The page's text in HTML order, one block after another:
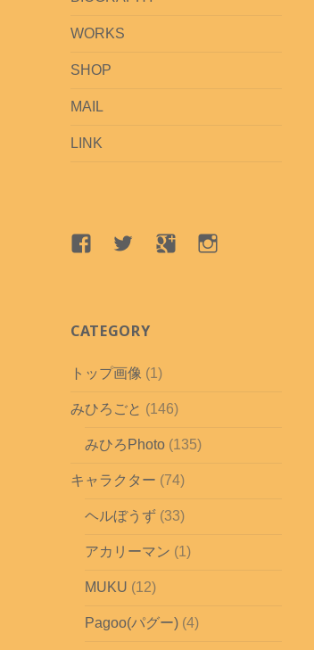
WORKS
SHOP
MAIL
LINK
FacebookTwitter google+Instagram
CATEGORY
トップ画像 (1)
みひろごと (146)
みひろPhoto (135)
キャラクター (74)
ヘルぼうず (33)
アカリーマン (1)
MUKU (12)
Pagoo(パグー) (4)